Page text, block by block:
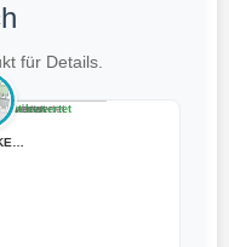
für Details.
bewertet
gut bewertet
bewertet